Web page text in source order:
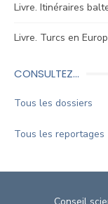
Livre. Itinéraires
Livre. Turcs en
CONSULTEZ…
Tous les dossiers
Tous les reportages